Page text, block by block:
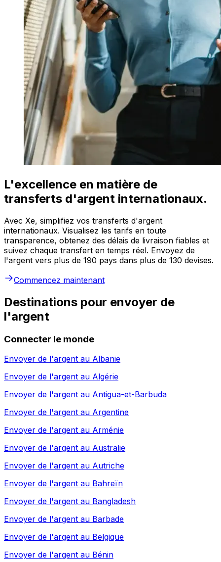
L'excellence en matière de
transferts d'argent internationaux.
Avec Xe, simplifiez vos transferts d'argent
internationaux. Visualisez les tarifs en toute
transparence, obtenez des délais de livraison fiables et
suivez chaque transfert en temps réel. Envoyez de
l'argent vers plus de 190 pays dans plus de 130 devises.
Commencez maintenant
Destinations pour envoyer de
l'argent
Connecter le monde
Envoyer de l'argent au Albanie
Envoyer de l'argent au Algérie
Envoyer de l'argent au Antigua-et-Barbuda
Envoyer de l'argent au Argentine
Envoyer de l'argent au Arménie
Envoyer de l'argent au Australie
Envoyer de l'argent au Autriche
Envoyer de l'argent au Bahreïn
Envoyer de l'argent au Bangladesh
Envoyer de l'argent au Barbade
Envoyer de l'argent au Belgique
Envoyer de l'argent au Bénin